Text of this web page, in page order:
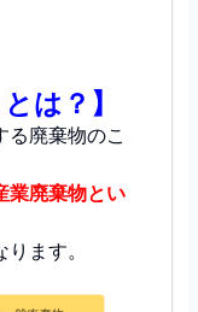
は？】
る廃棄物のこ
業廃棄物とい
ます。